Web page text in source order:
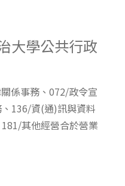
大學公共行政
係事務、072/政令宣
136/資(通)訊與資料
其他經營合於營業